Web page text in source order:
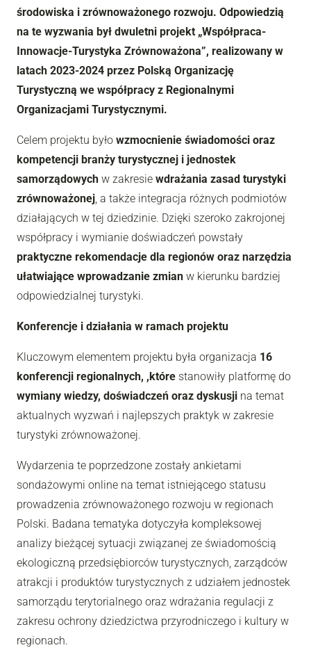
środowiska i zrównoważonego rozwoju. Odpowiedzią
na te wyzwania był dwuletni projekt „Współpraca-
Innowacje-Turystyka Zrównoważona”, realizowany w
latach 2023-2024 przez Polską Organizację
Turystyczną we współpracy z Regionalnymi
Organizacjami Turystycznymi.
Celem projektu było wzmocnienie świadomości oraz
kompetencji branży turystycznej i jednostek
samorządowych w zakresie wdrażania zasad turystyki
zrównoważonej, a także integracja różnych podmiotów
działających w tej dziedzinie. Dzięki szeroko zakrojonej
współpracy i wymianie doświadczeń powstały
praktyczne rekomendacje dla regionów oraz narzędzia
ułatwiające wprowadzanie zmian w kierunku bardziej
odpowiedzialnej turystyki.
Konferencje i działania w ramach projektu
Kluczowym elementem projektu była organizacja 16
konferencji regionalnych, ,które stanowiły platformę do
wymiany wiedzy, doświadczeń oraz dyskusji na temat
aktualnych wyzwań i najlepszych praktyk w zakresie
turystyki zrównoważonej.
Wydarzenia te poprzedzone zostały ankietami
sondażowymi online na temat istniejącego statusu
prowadzenia zrównoważonego rozwoju w regionach
Polski. Badana tematyka dotyczyła kompleksowej
analizy bieżącej sytuacji związanej ze świadomością
ekologiczną przedsiębiorców turystycznych, zarządców
atrakcji i produktów turystycznych z udziałem jednostek
samorządu terytorialnego oraz wdrażania regulacji z
zakresu ochrony dziedzictwa przyrodniczego i kultury w
regionach.